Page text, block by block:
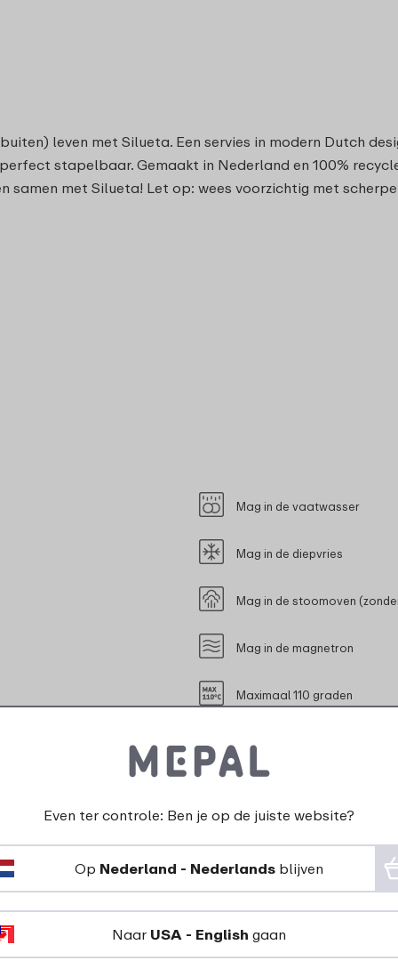
leven met Silueta. Een servies in modern Dutch
stapelbaar. Gemaakt in Nederland en 100%
samen met Silueta! Let op: wees voorzichtig met
Mag in de vaatwasser
Mag in de diepvries
Mag in de stoomoven
Mag in de magnetron
Maximaal 110 graden
Geschikt voor contact met
Even ter controle: Ben je op de juiste website?
Op Nederland - Nederlands blijven
Naar USA - English gaan